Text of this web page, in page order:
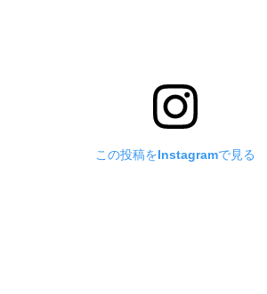
この投稿をInstagramで見る